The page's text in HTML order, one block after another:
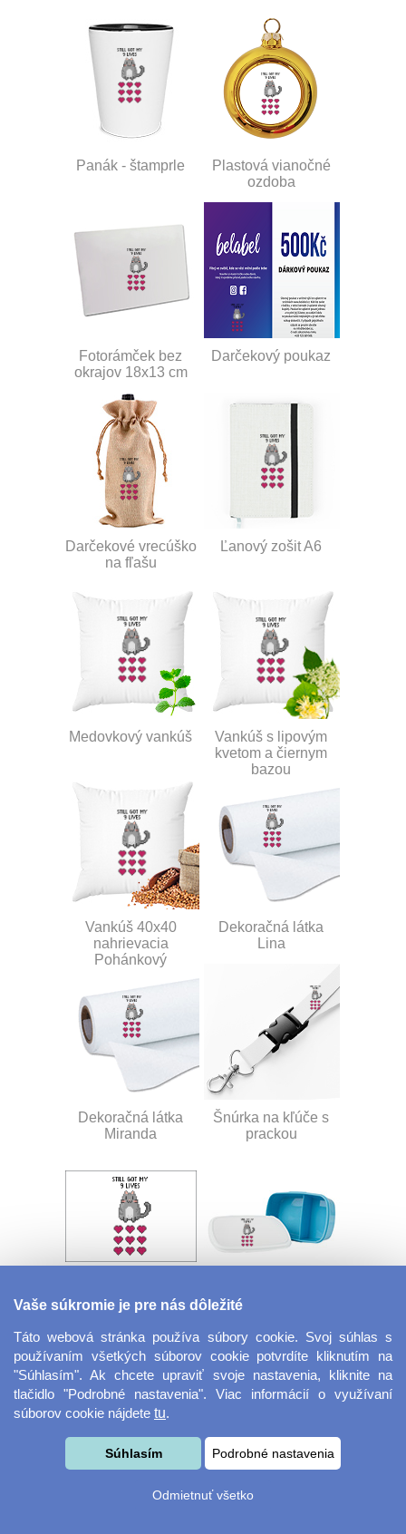
Panák - štamprle
Plastová vianočné
ozdoba
Fotorámček bez
okrajov 18x13 cm
Darčekový poukaz
Darčekové vrecúško
na fľašu
Ľanový zošit A6
Medovkový vankúš
Vankúš s lipovým
kvetom a čiernym
bazou
Vankúš 40x40
nahrievacia
Pohánkový
Dekoračná látka
Lina
Dekoračná látka
Miranda
Šnúrka na kľúče s
prackou
Velkoformátová
Desiatový box
Kovový dávkovač na
Obrus ​​125 x 75 cm
Vaše súkromie je pre nás dôležité
Táto webová stránka používa súbory cookie. Svoj súhlas s
používaním všetkých súborov cookie potvrdíte kliknutím na
"Súhlasím". Ak chcete upraviť svoje nastavenia, kliknite na
tlačidlo "Podrobné nastavenia". Viac informácií o využívaní
súborov cookie nájdete tu.
Súhlasím Podrobné nastavenia
Odmietnuť všetko